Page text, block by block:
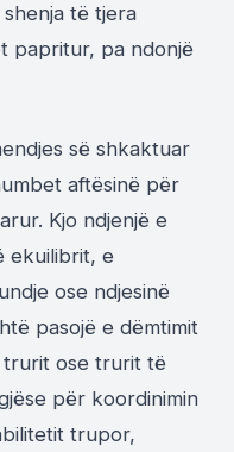
të tjera
papritur, pa ndonjë
së shkaktuar
aftësinë për
Kjo ndjenjë e
ekuilibrit, e
ose ndjesinë
pasojë e dëmtimit
ose trurit të
për koordinimin
trupor,